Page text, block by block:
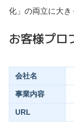
化」の両立に大き
お客様プロ
会社名
事業内容
URL